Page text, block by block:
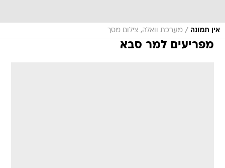
אין תמונה / מערכת וואלה, צילום מסך
מפריעים למר סבא